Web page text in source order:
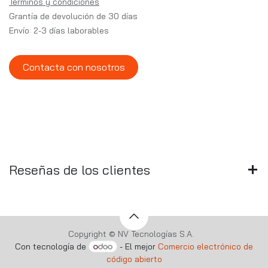
Grantía de devolución de 30 días
Envío: 2-3 días laborables
Contacta con nosotros
Reseñas de los clientes
Copyright © NV Tecnologías S.A.
Con tecnología de
- El mejor Comercio electrónico de
código abierto